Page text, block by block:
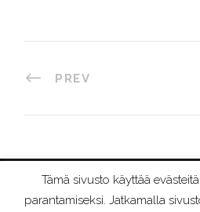
PREV
©2026
Tämä sivusto käyttää
parantamiseksi. Jatkamalla